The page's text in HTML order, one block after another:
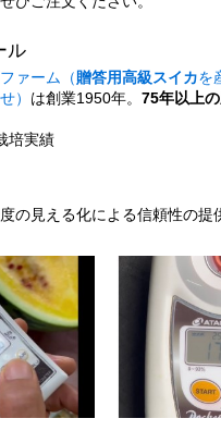
ル
ァーム（贈答用高級スイカを
） は創業1950年。 75年以上
培実績
の見える化による信頼性の提